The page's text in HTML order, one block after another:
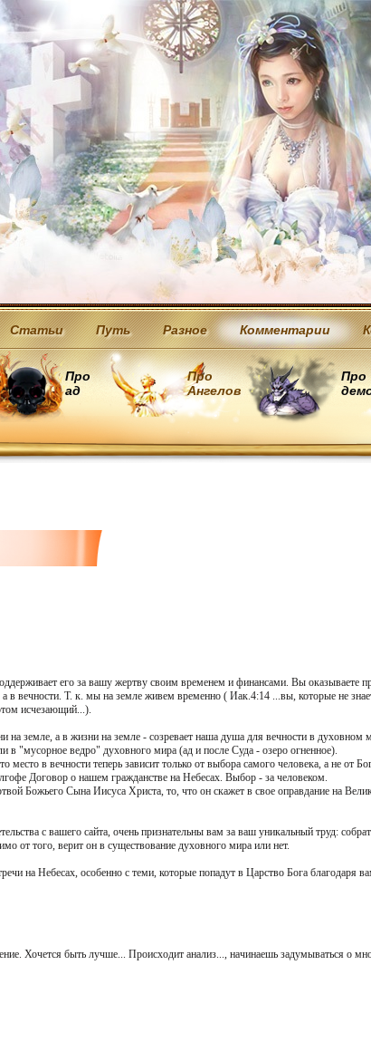
Статьи Путь Разное Комментарии
Про
ад
Про
Ангелов
Про
его за вашу жертву своим временем и финансами. Вы
в вечности. Т. к. мы на земле живем временно ( Иак.4:14 ...вы, которые не
исчезающий...).
на земле, а в жизни на земле - созревает наша душа для вечности в духовном
в "мусорное ведро" духовного мира (ад и после Суда - озеро огненное).
место в вечности теперь зависит только от выбора самого человека, а не от
Договор о нашем гражданстве на Небесах. Выбор - за человеком.
Божьего Сына Иисуса Христа, то, что он скажет в свое оправдание на
с вашего сайта, очень признательны вам за ваш уникальный труд:
от того, верит он в существование духовного мира или нет.
на Небесах, особенно с теми, которые попадут в Царство Бога благодаря
Хочется быть лучше... Происходит анализ..., начинаешь задумываться о